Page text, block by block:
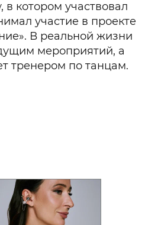
котором участвовал
участие в проекте
В реальной жизни
мероприятий, а
тренером по танцам.